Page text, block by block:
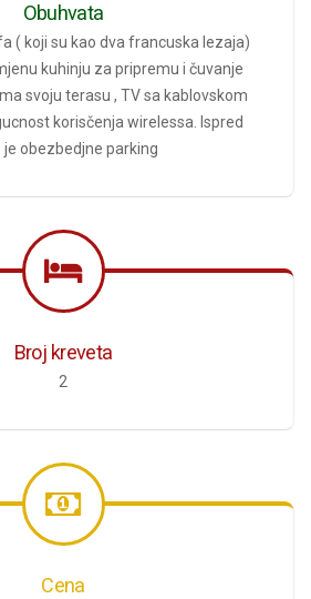
Obuhvata
( koji su kao dva francuska lezaja)
kuhinju za pripremu i čuvanje
svoju terasu , TV sa kablovskom
korisčenja wirelessa. Ispred
je obezbedjne parking
Broj kreveta
2
Cena